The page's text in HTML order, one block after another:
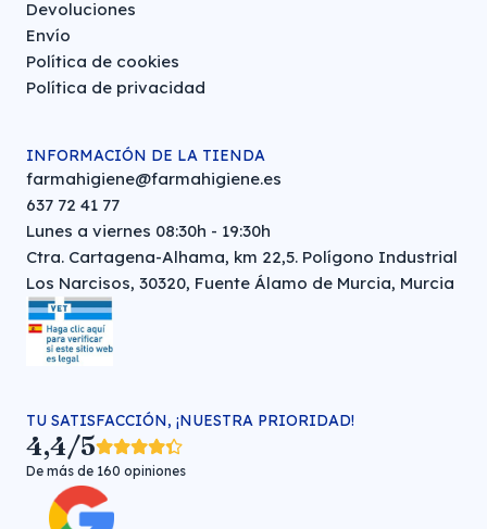
Devoluciones
Envío
Política de cookies
Política de privacidad
INFORMACIÓN DE LA TIENDA
farmahigiene@farmahigiene.es
637 72 41 77
Lunes a viernes 08:30h - 19:30h
Ctra. Cartagena-Alhama, km 22,5. Polígono Industrial
Los Narcisos, 30320, Fuente Álamo de Murcia, Murcia
TU SATISFACCIÓN, ¡NUESTRA PRIORIDAD!
4,4/5
De más de 160 opiniones